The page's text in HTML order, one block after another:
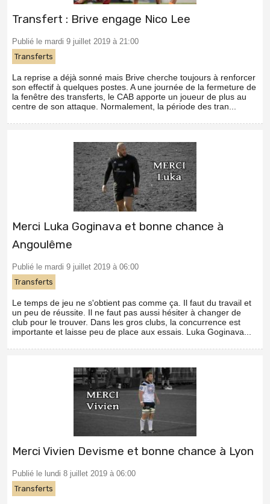
Transfert : Brive engage Nico Lee
Publié le mardi 9 juillet 2019 à 21:00
Transferts
La reprise a déjà sonné mais Brive cherche toujours à renforcer
son effectif à quelques postes. A une journée de la fermeture de
la fenêtre des transferts, le CAB apporte un joueur de plus au
centre de son attaque. Normalement, la période des tran...
Merci Luka Goginava et bonne chance à
Angoulême
Publié le mardi 9 juillet 2019 à 06:00
Transferts
Le temps de jeu ne s'obtient pas comme ça. Il faut du travail et
un peu de réussite. Il ne faut pas aussi hésiter à changer de
club pour le trouver. Dans les gros clubs, la concurrence est
importante et laisse peu de place aux essais. Luka Goginava...
Merci Vivien Devisme et bonne chance à Lyon
Publié le lundi 8 juillet 2019 à 06:00
Transferts